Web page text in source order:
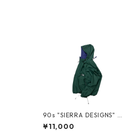
90s "SIERRA DESIGNS" M
OUNTAIN JACKET
¥11,000